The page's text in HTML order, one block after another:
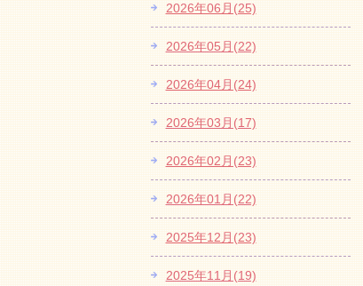
2026年06月(25)
2026年05月(22)
2026年04月(24)
2026年03月(17)
2026年02月(23)
2026年01月(22)
2025年12月(23)
2025年11月(19)